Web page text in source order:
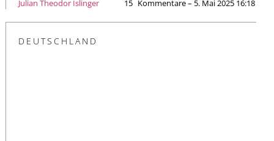
Julian Theodor Islinger 15 Kommentare – 5. Mai 2025 16:18
DEUTSCHLAND